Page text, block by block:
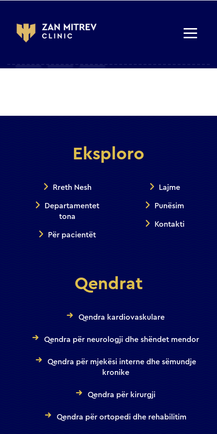
Eksploro
Rreth Nesh
Departamentet
tona
Për pacientët
Lajme
Punësim
Kontakti
Qendrat
Qendra kardiovaskulare
Qendra për neurologji dhe shëndet mendor
Qendra për mjekësi interne dhe sëmundje
kronike
Qendra për kirurgji
Qendra për ortopedi dhe rehabilitim